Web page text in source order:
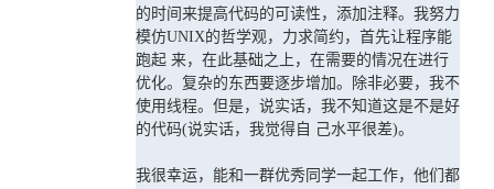
的时间来提高代码的可读性，添加注释。我努力
模仿UNIX的哲学观，力求简约，首先让程序能
跑起 来，在此基础之上，在需要的情况在进行
优化。复杂的东西要逐步增加。除非必要，我不
使用线程。但是，说实话，我不知道这是不是好
的代码(说实话，我觉得自 己水平很差)。
我很幸运，能和一群优秀同学一起工作，他们都